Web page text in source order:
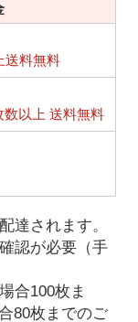
送料無料
以上 送料無料
達されます。
認が必要（手
合100枚ま
80枚までのご